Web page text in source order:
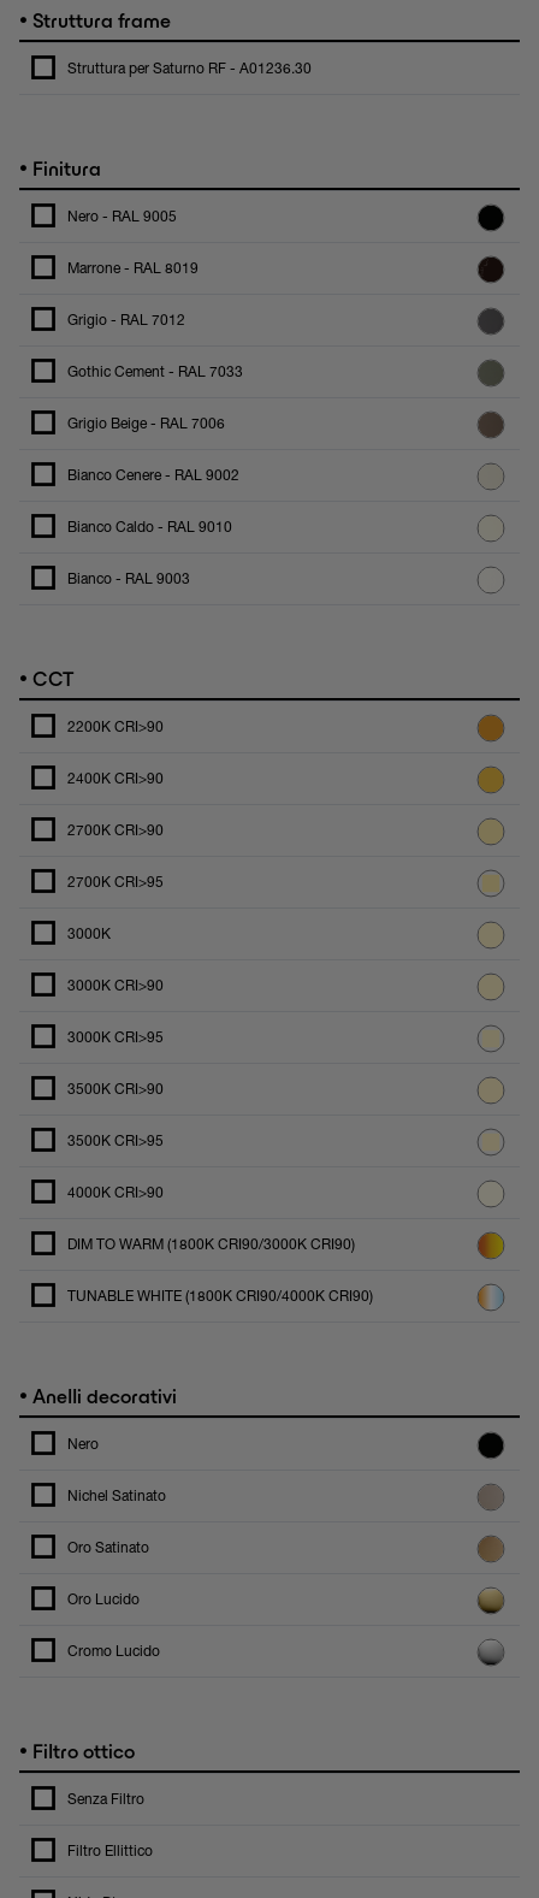
• Struttura frame
Struttura per Saturno RF - A01236.30
• Finitura
Nero - RAL 9005
Marrone - RAL 8019
Grigio - RAL 7012
Gothic Cement - RAL 7033
Grigio Beige - RAL 7006
Bianco Cenere - RAL 9002
Bianco Caldo - RAL 9010
Bianco - RAL 9003
• CCT
2200K CRI>90
2400K CRI>90
2700K CRI>90
2700K CRI>95
3000K
3000K CRI>90
3000K CRI>95
3500K CRI>90
3500K CRI>95
4000K CRI>90
DIM TO WARM (1800K CRI90/3000K CRI90)
TUNABLE WHITE (1800K CRI90/4000K CRI90)
• Anelli decorativi
Nero
Nichel Satinato
Oro Satinato
Oro Lucido
Cromo Lucido
• Filtro ottico
Senza Filtro
Filtro Ellittico